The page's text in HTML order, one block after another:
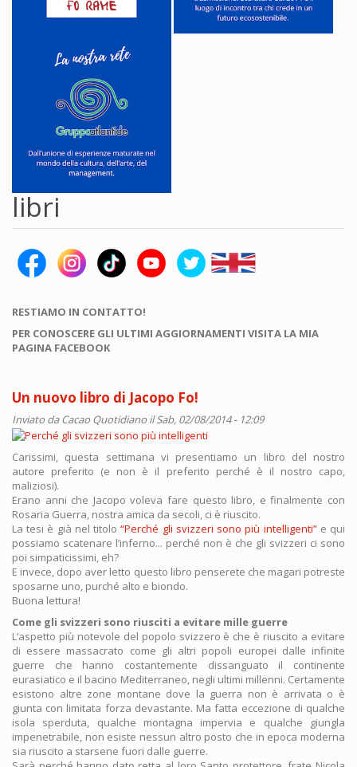
libri
RESTIAMO IN CONTATTO!
PER CONOSCERE GLI ULTIMI AGGIORNAMENTI VISITA LA MIA
PAGINA FACEBOOK
Un nuovo libro di Jacopo Fo!
Inviato daCacao Quotidiano il Sab, 02/08/2014 - 12:09
Carissimi, questa settimana vi presentiamo un libro del nostro
autore preferito (e non è il preferito perché è il nostro capo,
maliziosi).
Erano anni che Jacopo voleva fare questo libro, e finalmente con
Rosaria Guerra, nostra amica da secoli, ci è riuscito.
La tesi è già nel titolo“Perché gli svizzeri sono più intelligenti”e qui
possiamo scatenare l’inferno... perché non è che gli svizzeri ci sono
poi simpaticissimi, eh?
E invece, dopo aver letto questo libro penserete che magari potreste
sposarne uno, purché alto e biondo.
Buona lettura!
Come gli svizzeri sono riusciti a evitare mille guerre
L’aspetto più notevole del popolo svizzero è che è riuscito a evitare
di essere massacrato come gli altri popoli europei dalle infinite
guerre che hanno costantemente dissanguato il continente
eurasiatico e il bacino Mediterraneo, negli ultimi millenni. Certamente
esistono altre zone montane dove la guerra non è arrivata o è
giunta con limitata forza devastante. Ma fatta eccezione di qualche
isola sperduta, qualche montagna impervia e qualche giungla
impenetrabile, non esiste nessun altro posto che in epoca moderna
sia riuscito a starsene fuori dalle guerre.